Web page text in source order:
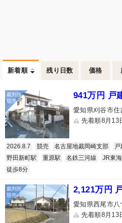
新着順 残り日数 価格
941万円 戸
愛知県刈谷市住
先着順8月13
2026.8.7 競売 名古屋地裁岡崎支部
野田新町駅
重原駅 名鉄三河線 JR東
徒歩8分
2,121万円
愛知県西尾市八
先着順8月13